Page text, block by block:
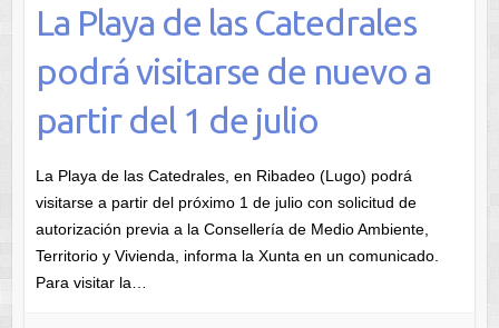
La Playa de las Catedrales
podrá visitarse de nuevo a
partir del 1 de julio
La Playa de las Catedrales, en Ribadeo (Lugo) podrá
visitarse a partir del próximo 1 de julio con solicitud de
autorización previa a la Consellería de Medio Ambiente,
Territorio y Vivienda, informa la Xunta en un comunicado.
Para visitar la…